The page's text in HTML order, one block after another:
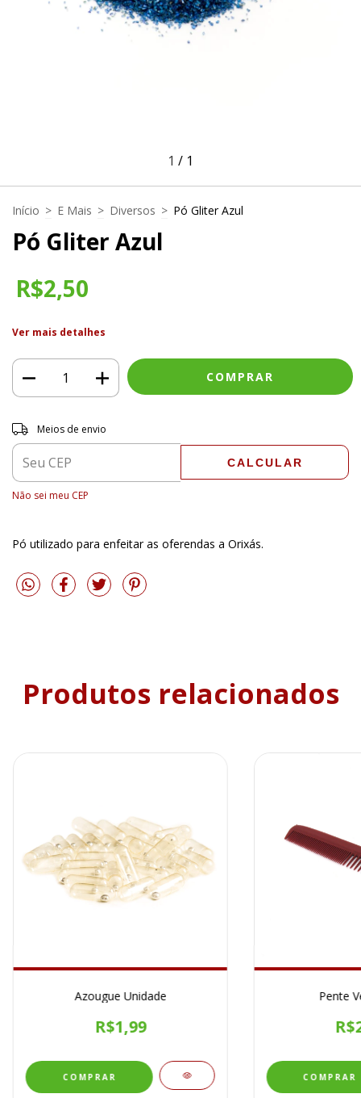
1 / 1
Início > E Mais > Diversos > Pó Gliter Azul
Pó Gliter Azul
R$2,50
Ver mais detalhes
Entregas para o CEP:
Meios de envio
CALCULAR
Não sei meu CEP
Pó utilizado para enfeitar as oferendas a Orixás.
Produtos relacionados
Azougue Unidade
R$1,99
Pente